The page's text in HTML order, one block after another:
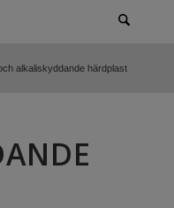
alkaliskyddande härdplast